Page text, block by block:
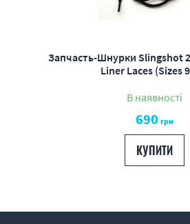
Запчасть-Шнурки Slingshot
Liner Laces (Sizes
В наявності
690грн
КУПИТИ